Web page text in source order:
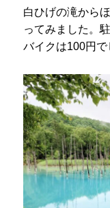
白ひげの滝から
ってみました。
バイクは100円で